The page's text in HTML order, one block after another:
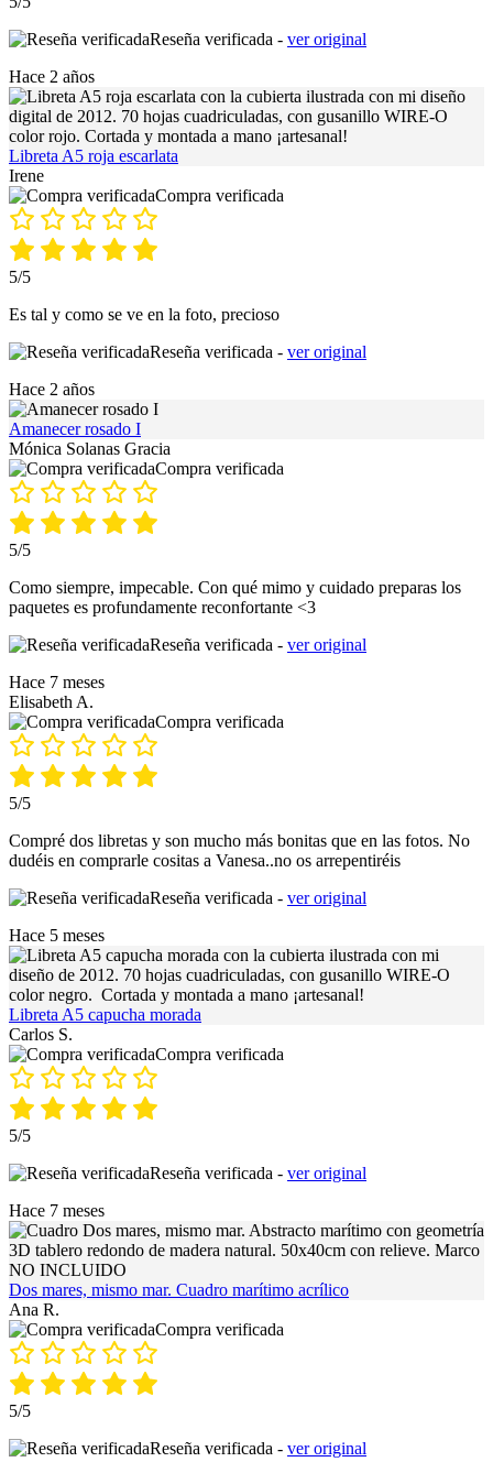
Reseña verificada - ver original
Hace 2 años
Libreta A5 roja escarlata
Irene
Compra verificada
5/5
Es tal y como se ve en la foto, precioso
Reseña verificada - ver original
Hace 2 años
Amanecer rosado I
Mónica Solanas Gracia
Compra verificada
5/5
Como siempre, impecable. Con qué mimo y cuidado preparas los
paquetes es profundamente reconfortante <3
Reseña verificada - ver original
Hace 7 meses
Elisabeth A.
Compra verificada
5/5
Compré dos libretas y son mucho más bonitas que en las fotos. No
dudéis en comprarle cositas a Vanesa..no os arrepentiréis
Reseña verificada - ver original
Hace 5 meses
Libreta A5 capucha morada
Carlos S.
Compra verificada
5/5
Reseña verificada - ver original
Hace 7 meses
Dos mares, mismo mar. Cuadro marítimo acrílico
Ana R.
Compra verificada
5/5
Reseña verificada - ver original